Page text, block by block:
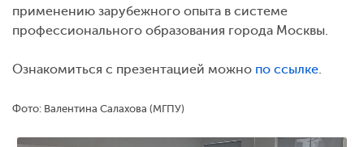
применению зарубежного опыта в системе
профессионального образования города Москвы.
Ознакомиться с презентацией можно по ссылке.
Фото: Валентина Салахова (МГПУ)